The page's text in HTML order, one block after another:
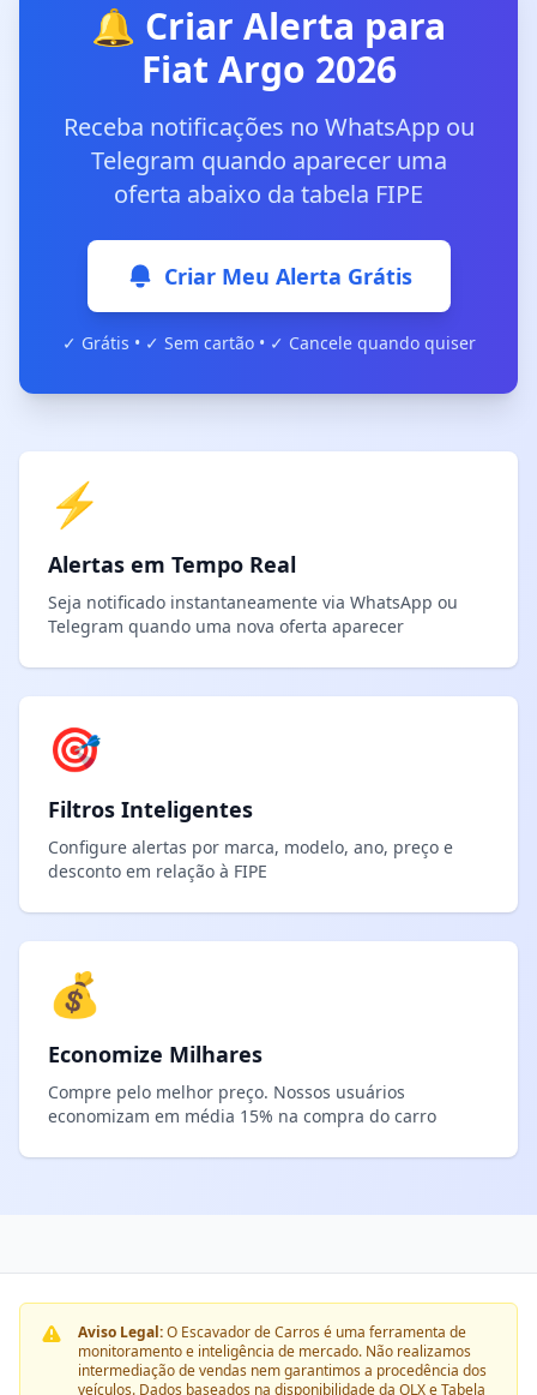
🔔 Criar Alerta para
Fiat Argo 2026
Receba notificações no WhatsApp ou
Telegram quando aparecer uma
oferta abaixo da tabela FIPE
Criar Meu Alerta Grátis
✓ Grátis • ✓ Sem cartão • ✓ Cancele quando quiser
⚡
Alertas em Tempo Real
Seja notificado instantaneamente via WhatsApp ou
Telegram quando uma nova oferta aparecer
🎯
Filtros Inteligentes
Configure alertas por marca, modelo, ano, preço e
desconto em relação à FIPE
💰
Economize Milhares
Compre pelo melhor preço. Nossos usuários
economizam em média 15% na compra do carro
Aviso Legal:O Escavador de Carros é uma ferramenta de
monitoramento e inteligência de mercado. Não realizamos
intermediação de vendas nem garantimos a procedência dos
veículos. Dados baseados na disponibilidade da OLX e Tabela